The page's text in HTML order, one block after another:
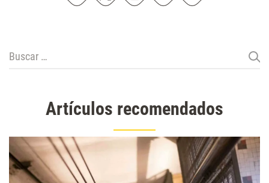
Buscar:
Artículos recomendados